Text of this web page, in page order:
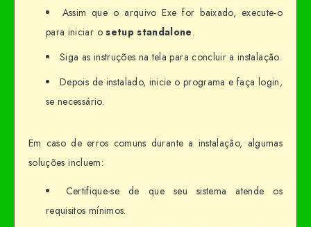
Assim que o arquivo Exe for baixado, execute-o
para iniciar osetup standalone.
Siga as instruções na tela para concluir a instalação.
Depois de instalado, inicie o programa e faça login,
se necessário.
Em caso de erros comuns durante a instalação, algumas
soluções incluem:
Certifique-se de que seu sistema atende os
requisitos mínimos.